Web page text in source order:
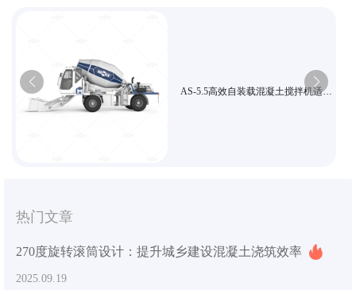
AS-5.5高效自装载混凝土搅拌机适用
热门文章
270度旋转滚筒设计：提升城乡建设混凝土浇筑效率
2025.09.19